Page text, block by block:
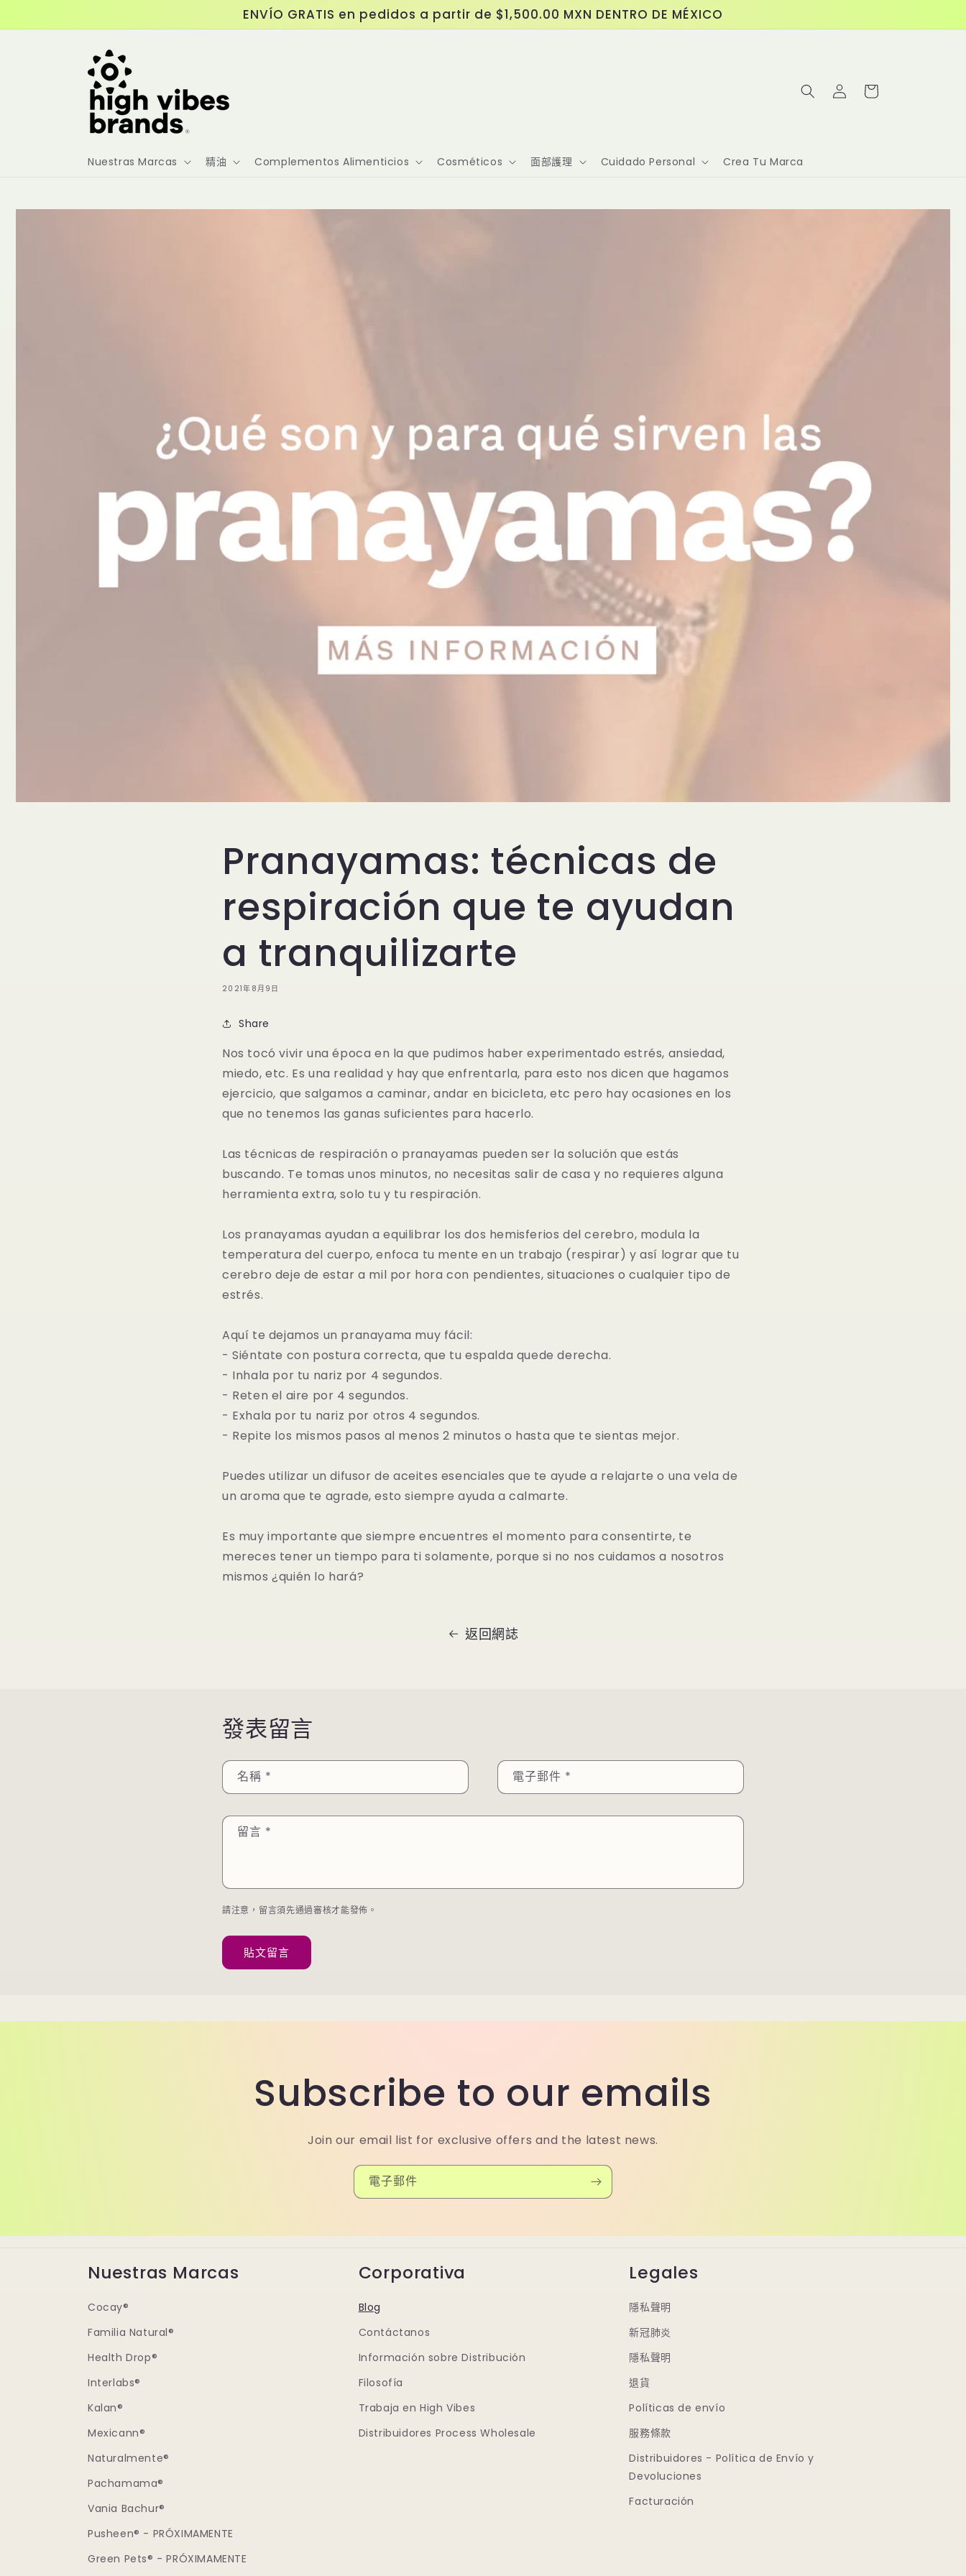
ENVÍO GRATIS en pedidos a partir de $1,500.00 MXN DENTRO DE MÉXICO
Nuestras Marcas 精油 Complementos Alimenticios Cosméticos 面部護理 Cuidado Personal Crea Tu Marca
登
入
物
Pranayamas: técnicas de
respiración que te ayudan
a tranquilizarte
2021年8月9日
Share
Nos tocó vivir una época en la que pudimos haber experimentado estrés, ansiedad,
miedo, etc. Es una realidad y hay que enfrentarla, para esto nos dicen que hagamos
ejercicio, que salgamos a caminar, andar en bicicleta, etc pero hay ocasiones en los
que no tenemos las ganas suficientes para hacerlo.
Las técnicas de respiración o pranayamas pueden ser la solución que estás
buscando. Te tomas unos minutos, no necesitas salir de casa y no requieres alguna
herramienta extra, solo tu y tu respiración.
Los pranayamas ayudan a equilibrar los dos hemisferios del cerebro, modula la
temperatura del cuerpo, enfoca tu mente en un trabajo (respirar) y así lograr que tu
cerebro deje de estar a mil por hora con pendientes, situaciones o cualquier tipo de
estrés.
Aquí te dejamos un pranayama muy fácil:
- Siéntate con postura correcta, que tu espalda quede derecha.
- Inhala por tu nariz por 4 segundos.
- Reten el aire por 4 segundos.
- Exhala por tu nariz por otros 4 segundos.
- Repite los mismos pasos al menos 2 minutos o hasta que te sientas mejor.
Puedes utilizar un difusor de aceites esenciales que te ayude a relajarte o una vela de
un aroma que te agrade, esto siempre ayuda a calmarte.
Es muy importante que siempre encuentres el momento para consentirte, te
mereces tener un tiempo para ti solamente, porque si no nos cuidamos a nosotros
mismos ¿quién lo hará?
返回網誌
發表留言
名稱 * 電子郵件 *
留言 *
請注意，留言須先通過審核才能發佈。
Subscribe to our emails
Join our email list for exclusive offers and the latest news.
電子郵件
Nuestras Marcas
Cocay®
Familia Natural®
Health Drop®
Interlabs®
Kalan®
Mexicann®
Naturalmente®
Pachamama®
Vania Bachur®
Pusheen® - PRÓXIMAMENTE
Green Pets® - PRÓXIMAMENTE
Corporativa
Blog
Contáctanos
Información sobre Distribución
Filosofía
Trabaja en High Vibes
Distribuidores Process Wholesale
Legales
隱私聲明
新冠肺炎
隱私聲明
退貨
Políticas de envío
服務條款
Distribuidores - Política de Envío y
Devoluciones
Facturación